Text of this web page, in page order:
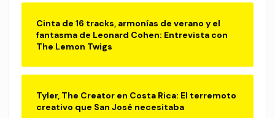
Cinta de 16 tracks, armonías de verano y el
fantasma de Leonard Cohen: Entrevista con
The Lemon Twigs
Tyler, The Creator en Costa Rica: El terremoto
creativo que San José necesitaba